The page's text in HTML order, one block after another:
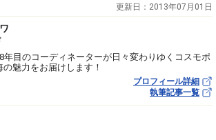
更新日： 2013年07月01日
年目のコーディネーターが日々変わりゆくコスモポ
の魅力をお届けします！
プロフィール詳細
執筆記事一覧